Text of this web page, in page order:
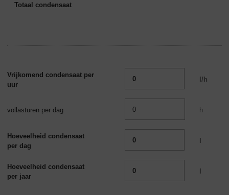
Totaal condensaat
Vrijkomend condensaat per
uur
l/h
vollasturen per dag h
Hoeveelheid condensaat
per dag
Hoeveelheid condensaat
per jaar